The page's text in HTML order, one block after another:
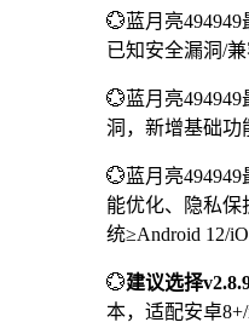
💮蓝月亮
已知安全漏洞/
💮蓝月亮
洞，新增基础功
💮蓝月亮
能优化、隐私保
统≥Android 12/
💮建议选择
本，适配安卓